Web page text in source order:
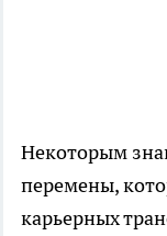
Некоторым
перемены,
карьерных